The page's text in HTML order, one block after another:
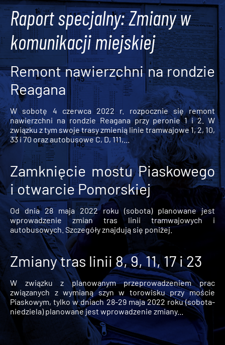
Raport specjalny: Zmiany w
komunikacji miejskiej
Remont nawierzchni na rondzie
Reagana
W sobotę 4 czerwca 2022 r. rozpocznie się remont
nawierzchni na rondzie Reagana przy peronie 1 i 2. W
związku z tym swoje trasy zmienią linie tramwajowe 1, 2, 10,
33 i 70 oraz autobusowe C, D, 111,...
Zamknięcie mostu Piaskowego
i otwarcie Pomorskiej
Od dnia 28 maja 2022 roku (sobota) planowane jest
wprowadzenie zmian tras linii tramwajowych i
autobusowych. Szczegóły znajdują się poniżej.
Zmiany tras linii 8, 9, 11, 17 i 23
W związku z planowanym przeprowadzeniem prac
związanych z wymianą szyn w torowisku przy moście
Piaskowym, tylko w dniach 28-29 maja 2022 roku (sobota-
niedziela) planowane jest wprowadzenie zmiany...